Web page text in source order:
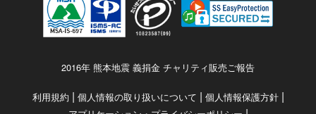
2016年 熊本地震 義捐金 チャリティ販売ご報告
利用規約 | 個人情報の取り扱いについて | 個人情報保護方針|